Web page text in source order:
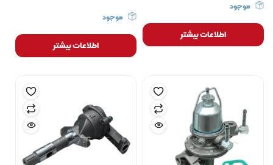
موجود
اطلاعات بیشتر
موجود
اطلاعات بیشتر